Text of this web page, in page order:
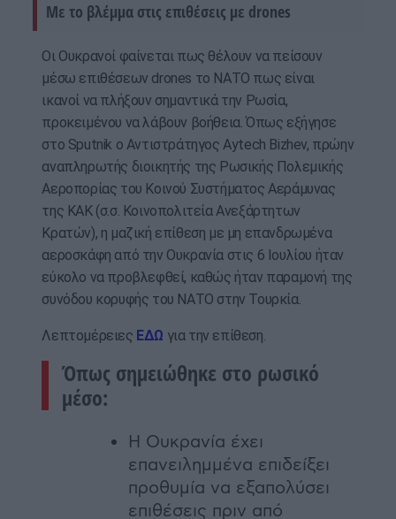
Με το βλέμμα στις επιθέσεις με drones
Οι Ουκρανοί φαίνεται πως θέλουν να πείσουν
μέσω επιθέσεων drones το ΝΑΤΟ πως είναι
ικανοί να πλήξουν σημαντικά την Ρωσία,
προκειμένου να λάβουν βοήθεια. Όπως εξήγησε
στο Sputnik ο Αντιστράτηγος Aytech Bizhev, πρώην
αναπληρωτής διοικητής της Ρωσικής Πολεμικής
Αεροπορίας του Κοινού Συστήματος Αεράμυνας
της ΚΑΚ (σ.σ. Κοινοπολιτεία Ανεξάρτητων
Κρατών), η μαζική επίθεση με μη επανδρωμένα
αεροσκάφη από την Ουκρανία στις 6 Ιουλίου ήταν
εύκολο να προβλεφθεί, καθώς ήταν παραμονή της
συνόδου κορυφής του ΝΑΤΟ στην Τουρκία.
Λεπτομέρειες ΕΔΩ για την επίθεση.
Όπως σημειώθηκε στο ρωσικό
μέσο:
Η Ουκρανία έχει
επανειλημμένα επιδείξει
προθυμία να εξαπολύσει
επιθέσεις πριν από